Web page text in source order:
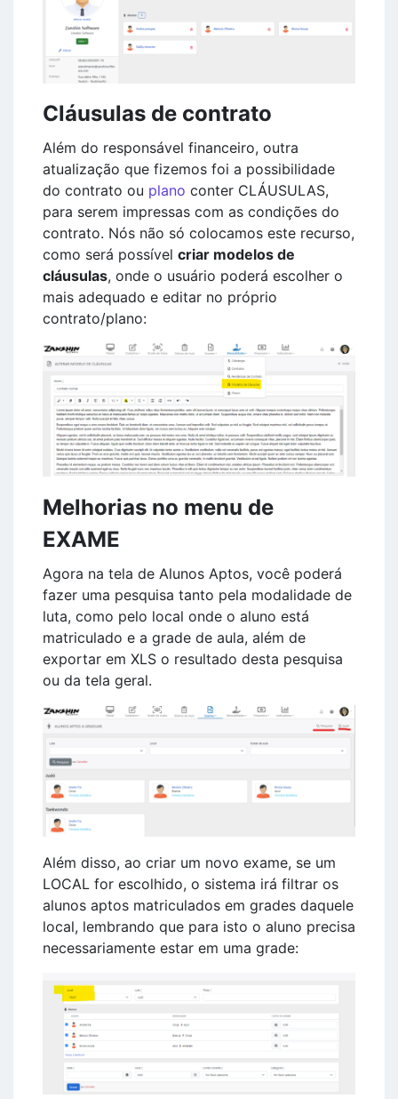
Cláusulas de contrato
Além do responsável financeiro, outra
atualização que fizemos foi a possibilidade
do contrato ou plano conter CLÁUSULAS,
para serem impressas com as condições do
contrato. Nós não só colocamos este recurso,
como será possível criar modelos de
cláusulas, onde o usuário poderá escolher o
mais adequado e editar no próprio
contrato/plano:
Melhorias no menu de
EXAME
Agora na tela de Alunos Aptos, você poderá
fazer uma pesquisa tanto pela modalidade de
luta, como pelo local onde o aluno está
matriculado e a grade de aula, além de
exportar em XLS o resultado desta pesquisa
ou da tela geral.
Além disso, ao criar um novo exame, se um
LOCAL for escolhido, o sistema irá filtrar os
alunos aptos matriculados em grades daquele
local, lembrando que para isto o aluno precisa
necessariamente estar em uma grade: